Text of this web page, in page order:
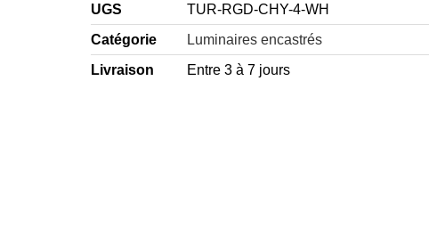
UGS
TUR-RGD-CHY-4-WH
Catégorie
Luminaires encastrés
Livraison
Entre 3 à 7 jours